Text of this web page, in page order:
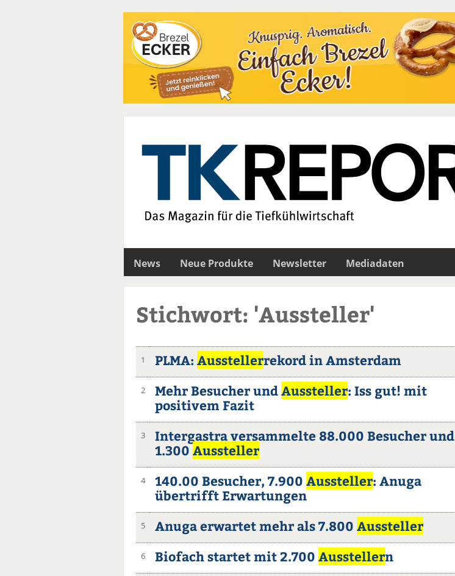
News Neue Produkte Newsletter
Mediadaten
Stichwort: 'Aussteller'
1 PLMA: Ausstellerrekord in Amsterdam
2 Mehr Besucher undAussteller: Iss gut! mit
positivem Fazit
3
Intergastra versammelte 88.000 Besucher und
1.300Aussteller
4 140.00 Besucher, 7.900 Aussteller: Anuga
übertrifft Erwartungen
5 Anuga erwartet mehr als 7.800 Aussteller
6 Biofach startet mit 2.700 Ausstellern